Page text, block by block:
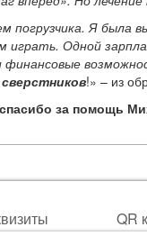
Я была
Одной
финансовые
!» – из
за помощь
QR